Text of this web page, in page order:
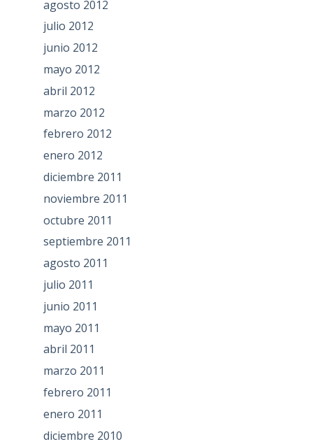
agosto 2012
julio 2012
junio 2012
mayo 2012
abril 2012
marzo 2012
febrero 2012
enero 2012
diciembre 2011
noviembre 2011
octubre 2011
septiembre 2011
agosto 2011
julio 2011
junio 2011
mayo 2011
abril 2011
marzo 2011
febrero 2011
enero 2011
diciembre 2010